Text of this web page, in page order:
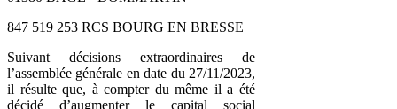
847 519 253 RCS BOURG EN BRESSE
Suivant décisions extraordinaires de
l’assemblée générale en date du 27/11/2023,
il résulte que, à compter du même il a été
décidé d’augmenter le capital social